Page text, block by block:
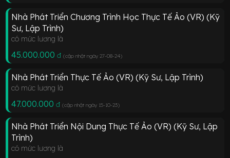
Nhà Phát Triển Chương Trình Học Thực Tế Ảo (VR) (Kỹ
Sư, Lập Trình)
có mức lương là
45.000.000 đ (cập nhật ngày 27-08-24)
Nhà Phát Triển Thực Tế Ảo (VR) (Kỹ Sư, Lập Trình)
có mức lương là
47.000.000 đ (cập nhật ngày 15-10-23)
Nhà Phát Triển Nội Dung Thực Tế Ảo (VR) (Kỹ Sư, Lập
Trình)
có mức lương là